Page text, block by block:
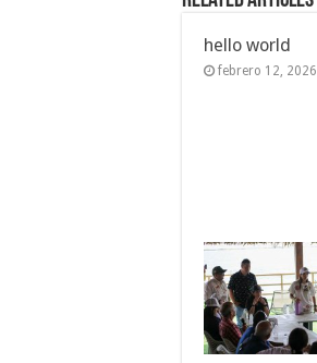
hello world
febrero 12, 2026